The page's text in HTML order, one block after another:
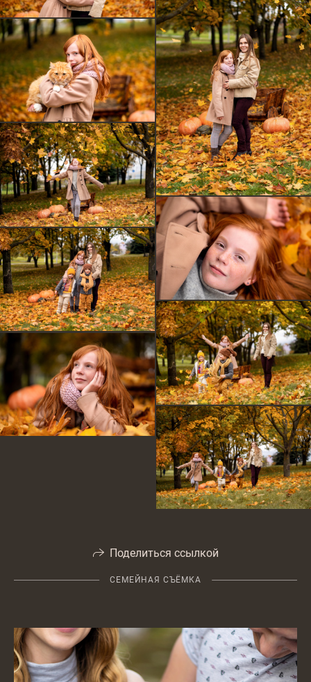
Поделиться ссылкой
СЕМЕЙНАЯ СЪЁМКА